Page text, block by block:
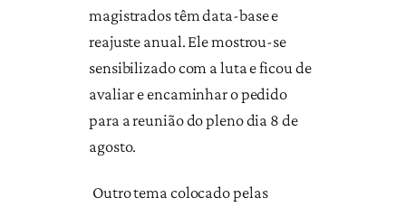
magistrados têm data-base e
reajuste anual. Ele mostrou-se
sensibilizado com a luta e ficou de
avaliar e encaminhar o pedido
para a reunião do pleno dia 8 de
agosto.
Outro tema colocado pelas